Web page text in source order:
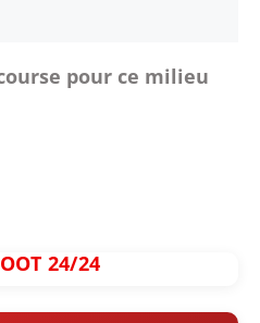
pour ce milieu
24/24